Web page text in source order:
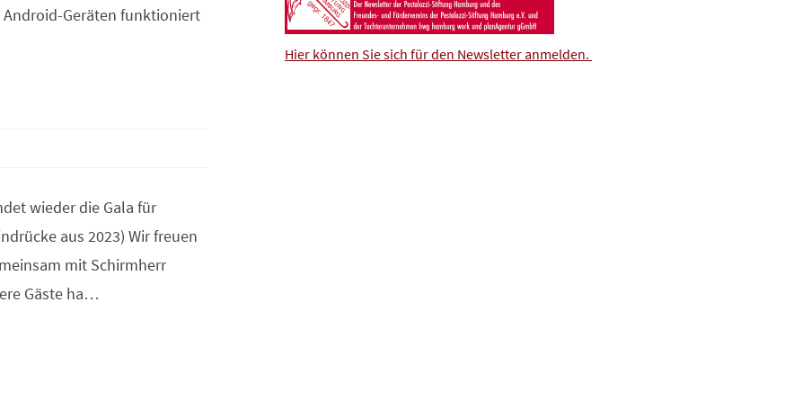
Geräten funktioniert
wieder die Gala für
aus 2023) Wir freuen
mit Schirmherr
Gäste ha…
Hier können Sie sich für den Newsletter anmelden.